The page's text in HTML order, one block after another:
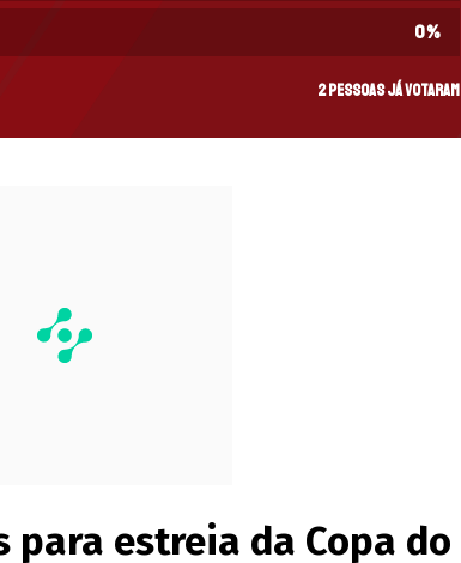
0%
2 pessoas já votaram
para estreia da Copa do